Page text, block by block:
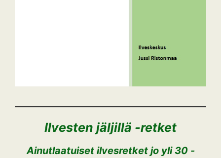
Ilvesten jäljillä -retket
Ainutlaatuiset ilvesretket jo yli 30 -